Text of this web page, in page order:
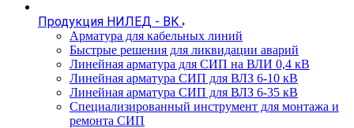
Продукция НИЛЕД - ВК
Арматура для кабельных линий
Быстрые решения для ликвидации аварий
Линейная арматура для СИП на ВЛИ 0,4 кВ
Линейная арматура СИП для ВЛЗ 6-10 кВ
Линейная арматура СИП для ВЛЗ 6-35 кВ
Специализированный инструмент для монтажа и
ремонта СИП